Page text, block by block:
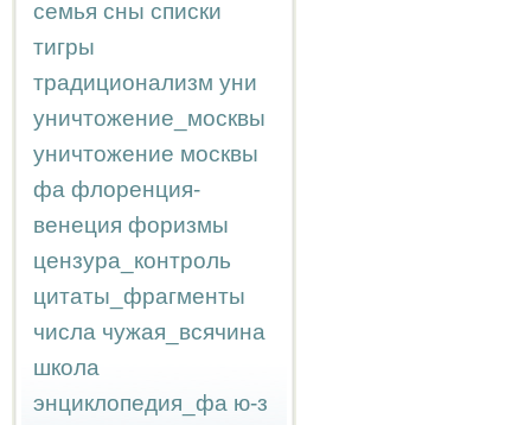
семья сны списки
тигры
традиционализм уни
уничтожение_москвы
уничтожение москвы
фа флоренция-
венеция форизмы
цензура_контроль
цитаты_фрагменты
числа чужая_всячина
школа
энциклопедия_фа ю-з